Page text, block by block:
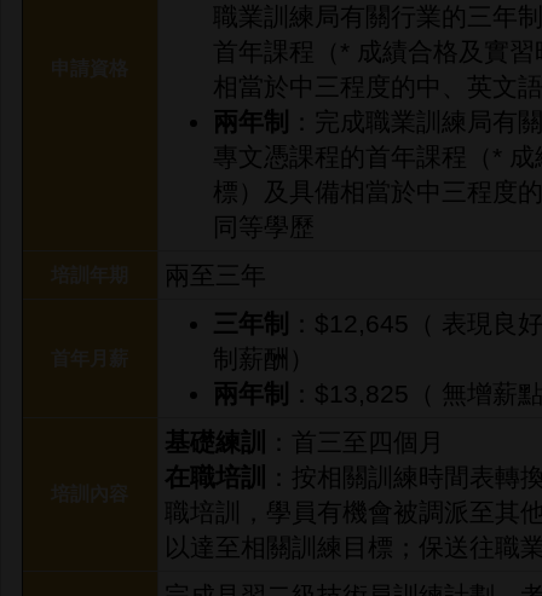
職業訓練局有關行業的三年
首年課程（* 成績合格及實
相當於中三程度的中、英文
兩年制
：完成職業訓練局有
專文憑課程的首年課程（*
標）及具備相當於中三程度
同等學歷
兩至三年
三年制
：$12,645（ 表現良
制薪酬）
兩年制
：$13,825（ 無增薪
基礎練訓
：首三至四個月
在職培訓
：按相關訓練時間表轉
職培訓，學員有機會被調派至其
以達至相關訓練目標；保送往職